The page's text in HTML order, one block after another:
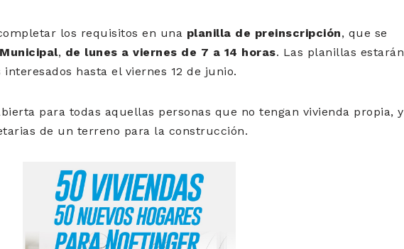
los requisitos en una planilla de preinscripción, que se
, de lunes a viernes de 7 a 14 horas. Las planillas estarán
hasta el viernes 12 de junio.
para todas aquellas personas que no tengan vivienda propia, y
de un terreno para la construcción.